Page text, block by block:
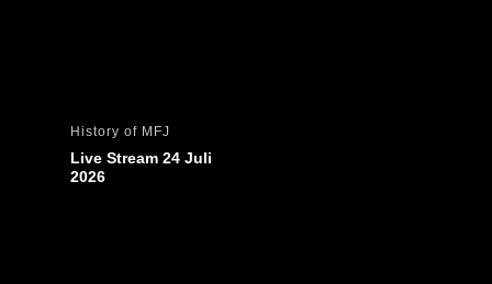
History of MFJ
Live Stream 24 Juli
2026